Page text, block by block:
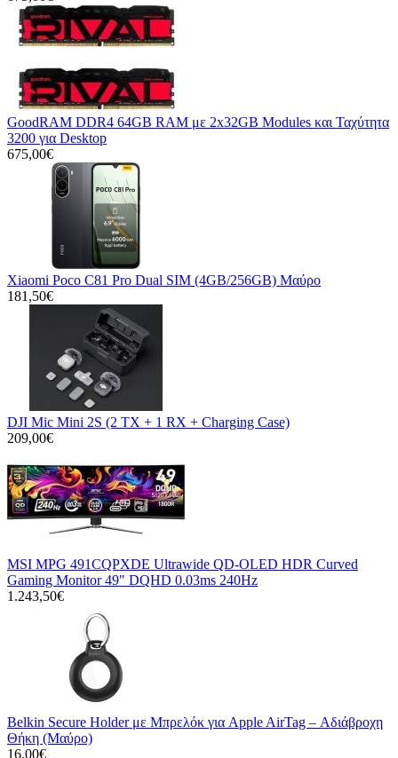
GoodRAM DDR4 64GB RAM με 2x32GB Modules και Ταχύτητα
3200 για Desktop
675,00€
Xiaomi Poco C81 Pro Dual SIM (4GB/256GB) Μαύρο
181,50€
DJI Mic Mini 2S (2 TX + 1 RX + Charging Case)
209,00€
MSI MPG 491CQPXDE Ultrawide QD-OLED HDR Curved
Gaming Monitor 49" DQHD 0.03ms 240Hz
1.243,50€
Belkin Secure Holder με Μπρελόκ για Apple AirTag – Αδιάβροχη
Θήκη (Μαύρο)
16,00€